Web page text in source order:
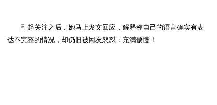
引起关注之后，她马上发文回应，解释称自己的语言确实有表
达不完整的情况，却仍旧被网友怒怼：充满傲慢！